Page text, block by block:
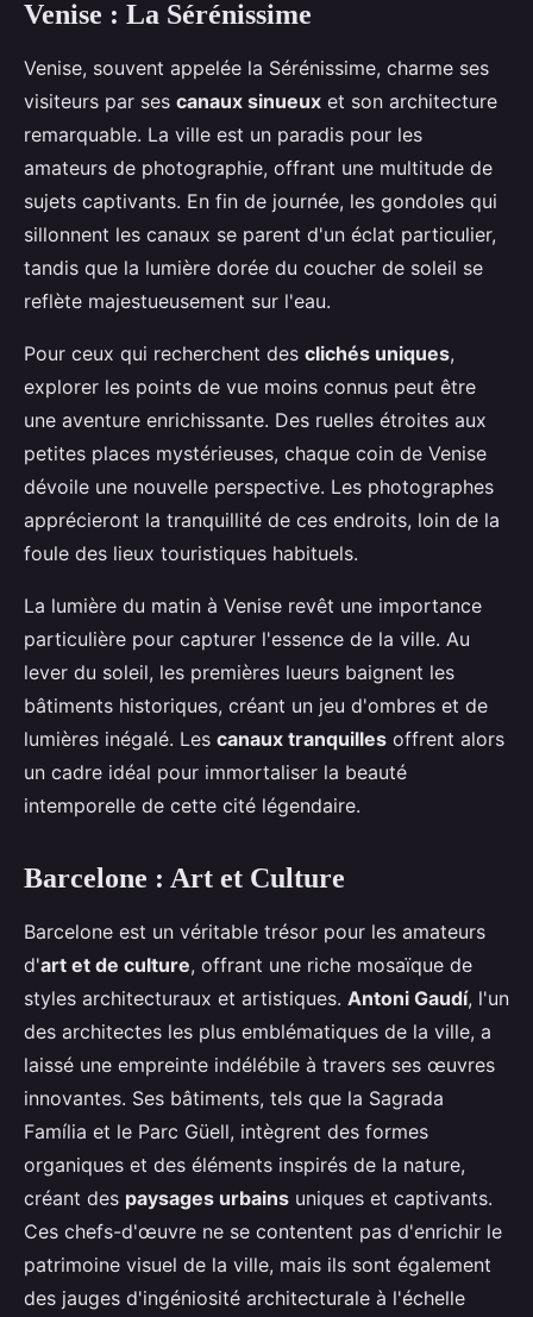
Venise : La Sérénissime
Venise, souvent appelée la Sérénissime, charme ses
visiteurs par ses canaux sinueux et son architecture
remarquable. La ville est un paradis pour les
amateurs de photographie, offrant une multitude de
sujets captivants. En fin de journée, les gondoles qui
sillonnent les canaux se parent d'un éclat particulier,
tandis que la lumière dorée du coucher de soleil se
reflète majestueusement sur l'eau.
Pour ceux qui recherchent des clichés uniques,
explorer les points de vue moins connus peut être
une aventure enrichissante. Des ruelles étroites aux
petites places mystérieuses, chaque coin de Venise
dévoile une nouvelle perspective. Les photographes
apprécieront la tranquillité de ces endroits, loin de la
foule des lieux touristiques habituels.
La lumière du matin à Venise revêt une importance
particulière pour capturer l'essence de la ville. Au
lever du soleil, les premières lueurs baignent les
bâtiments historiques, créant un jeu d'ombres et de
lumières inégalé. Les canaux tranquilles offrent alors
un cadre idéal pour immortaliser la beauté
intemporelle de cette cité légendaire.
Barcelone : Art et Culture
Barcelone est un véritable trésor pour les amateurs
d'art et de culture, offrant une riche mosaïque de
styles architecturaux et artistiques. Antoni Gaudí, l'un
des architectes les plus emblématiques de la ville, a
laissé une empreinte indélébile à travers ses œuvres
innovantes. Ses bâtiments, tels que la Sagrada
Família et le Parc Güell, intègrent des formes
organiques et des éléments inspirés de la nature,
créant des paysages urbains uniques et captivants.
Ces chefs-d'œuvre ne se contentent pas d'enrichir le
patrimoine visuel de la ville, mais ils sont également
des jauges d'ingéniosité architecturale à l'échelle